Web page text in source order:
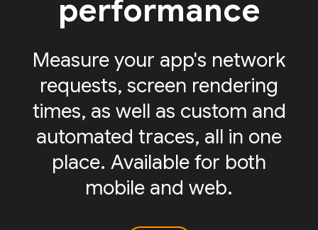
performance
Measure your app's network
requests, screen rendering
times, as well as custom and
automated traces, all in one
place. Available for both
mobile and web.